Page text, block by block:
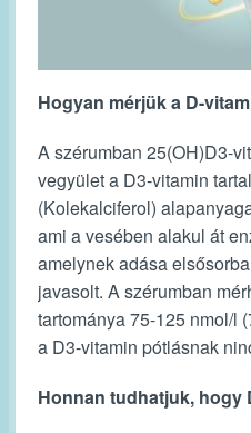
Hogyan mérjük a D-
A szérumban 25(OH)D3-
vegyület a D3-vitamin
(Kolekalciferol)
ami a vesében alakul át
amelynek adása
javasolt. A szérumban
tartománya 75-125 nmol/l
a D3-vitamin pótlásnak
Honnan tudhatjuk, hogy